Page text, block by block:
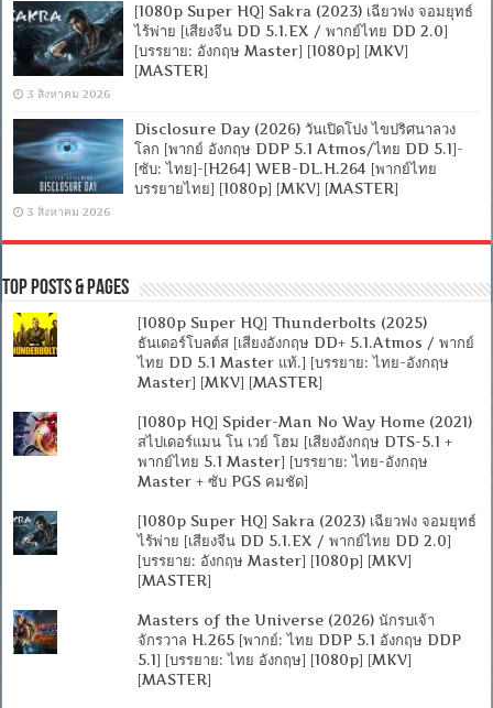
[1080p Super HQ] Sakra (2023) เฉียวฟง จอมยุทธ์
ไร้พ่าย [เสียงจีน DD 5.1.EX / พากย์ไทย DD 2.0]
[บรรยาย: อังกฤษ Master] [1080p] [MKV]
[MASTER]
3 สิงหาคม 2026
Disclosure Day (2026) วันเปิดโปง ไขปริศนาลวง
โลก [พากย์ อังกฤษ DDP 5.1 Atmos/ไทย DD 5.1]-
[ซับ: ไทย]-[H264] WEB-DL.H.264 [พากย์ไทย
บรรยายไทย] [1080p] [MKV] [MASTER]
3 สิงหาคม 2026
Top Posts & Pages
[1080p Super HQ] Thunderbolts (2025)
ธันเดอร์โบลต์ส [เสียงอังกฤษ DD+ 5.1.Atmos / พากย์
ไทย DD 5.1 Master แท้.] [บรรยาย: ไทย-อังกฤษ
Master] [MKV] [MASTER]
[1080p HQ] Spider-Man No Way Home (2021)
สไปเดอร์แมน โน เวย์ โฮม [เสียงอังกฤษ DTS-5.1 +
พากย์ไทย 5.1 Master] [บรรยาย: ไทย-อังกฤษ
Master + ซับ PGS คมชัด]
[1080p Super HQ] Sakra (2023) เฉียวฟง จอมยุทธ์
ไร้พ่าย [เสียงจีน DD 5.1.EX / พากย์ไทย DD 2.0]
[บรรยาย: อังกฤษ Master] [1080p] [MKV]
[MASTER]
Masters of the Universe (2026) นักรบเจ้า
จักรวาล H.265 [พากย์: ไทย DDP 5.1 อังกฤษ DDP
5.1] [บรรยาย: ไทย อังกฤษ] [1080p] [MKV]
[MASTER]